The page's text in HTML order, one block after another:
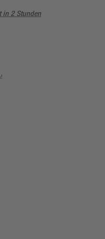
in 2 Stunden